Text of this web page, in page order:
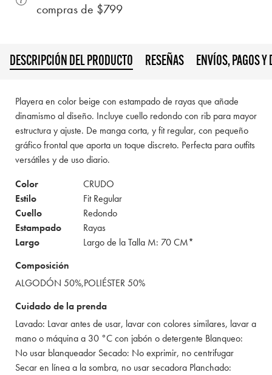
compras de $799
DESCRIPCIÓN DEL PRODUCTO RESEÑAS ENVÍOS, PAGOS Y
Playera en color beige con estampado de rayas que añade
dinamismo al diseño. Incluye cuello redondo con rib para mayor
estructura y ajuste. De manga corta, y fit regular, con pequeño
gráfico frontal que aporta un toque discreto. Perfecta para outfits
versátiles y de uso diario.
Color
CRUDO
Estilo
Fit Regular
Cuello
Redondo
Estampado
Rayas
Largo
Largo de la Talla M: 70 CM*
Composición
ALGODÓN 50%,POLIÉSTER 50%
Cuidado de la prenda
Lavado: Lavar antes de usar, lavar con colores similares, lavar a
mano o máquina a 30 °C con jabón o detergente Blanqueo:
No usar blanqueador Secado: No exprimir, no centrifugar
Secar en línea a la sombra, no usar secadora Planchado: